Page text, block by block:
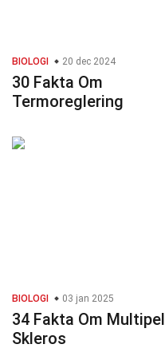
BIOLOGI 20 dec 2024
30 Fakta Om
Termoreglering
BIOLOGI 03 jan 2025
34 Fakta Om Multipel
Skleros